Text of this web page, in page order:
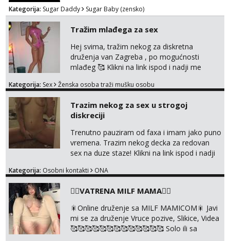
Kategorija: Sugar Daddy Sugar Baby (zensko)
Tražim mlađega za sex
Hej svima, tražim nekog za diskretna
druženja van Zagreba , po mogućnosti
mlađeg 🥰 Klikni na link ispod i nadji me
Kategorija: Sex Ženska osoba traži mušku osobu
Trazim nekog za sex u strogoj
diskreciji
Trenutno pauziram od faxa i imam jako puno
vremena. Trazim nekog decka za redovan
sex na duze staze! Klikni na link ispod i nadji
Kategorija: Osobni kontakti ONA
❤️‍🔥VATRENA MILF MAMA❤️‍🔥
🎇Online druženje sa MILF MAMICOM🎇 Javi
mi se za druženje Vruce pozive, Slikice, Videa
🥰🥰🥰🥰🥰🥰🥰🥰🥰🥰🥰🥰🥰 Solo ili sa